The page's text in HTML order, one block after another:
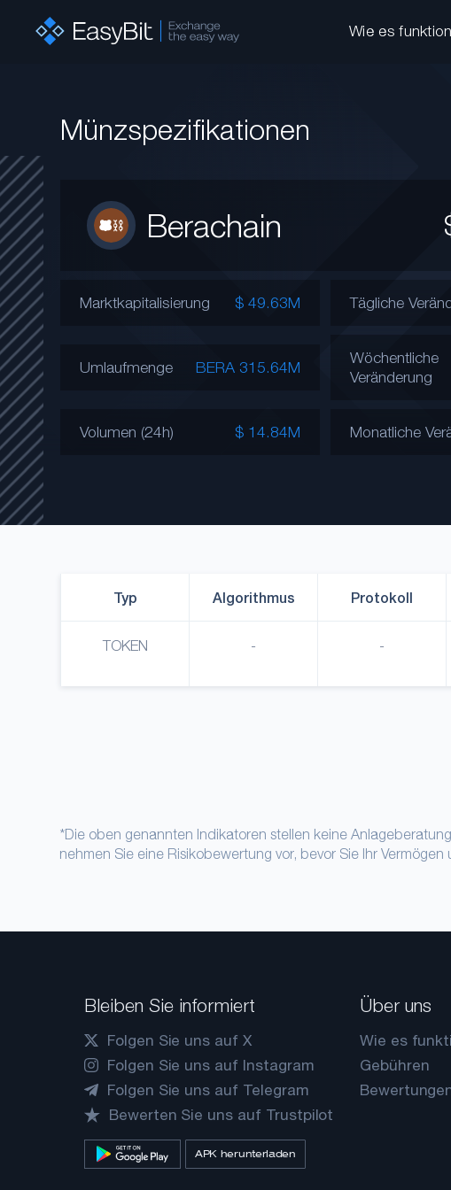
Wie es
Münzspezifikationen
Berachain
Marktkapitalisierung $ 49.63M
Umlaufmenge BERA 315.64M
Volumen (24h) $ 14.84M
Tägliche
Wöchentliche
Veränderung
Monatliche
Typ
TOKEN
Algorithmus
-
Protokoll
-
*Die oben genannten Indikatoren stellen keine
nehmen Sie eine Risikobewertung vor, bevor Sie Ihr Vermögen
Bleiben Sie informiert
Folgen Sie uns auf X
Folgen Sie uns auf Instagram
Folgen Sie uns auf Telegram
Bewerten Sie uns auf Trustpilot
APK herunterladen
Über uns
Wie es
Gebühren